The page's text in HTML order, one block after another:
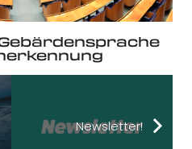
Newsletter!